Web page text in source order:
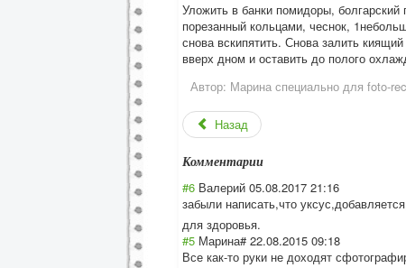
Уложить в банки помидоры,
порезанный кольцами, чеснок,
снова вскипятить. Снова залить
вверх дном и оставить до полого
Автор: Марина специально для foto-
Назад
Комментарии
#6 Валерий 05.08.2017 21:16
забыли написать,что уксус,добавляет
для здоровья.
#5 Марина# 22.08.2015 09:18
Все как-то руки не доходят